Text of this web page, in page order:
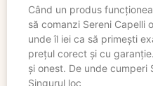
Când un produs
să comanzi Sereni Capelli
unde îl iei ca să primești
prețul corect și cu
și onest. De unde cumperi
Singurul loc